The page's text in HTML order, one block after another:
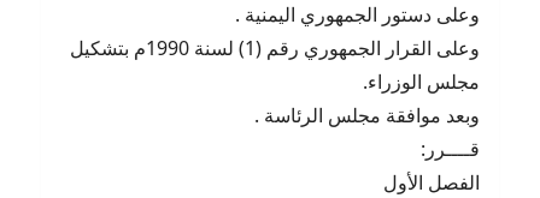
وعلى دستور الجمهوري اليمنية .
وعلى القرار الجمهوري رقم (1) لسنة 1990م بتشكيل
مجلس الوزراء.
وبعد موافقة مجلس الرئاسة .
قــــرر:
الفصل الأول